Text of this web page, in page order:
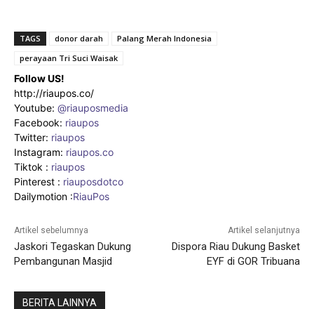
TAGS donor darah
Palang Merah Indonesia
perayaan Tri Suci Waisak
Follow US!
http://riaupos.co/
Youtube: @riauposmedia
Facebook: riaupos
Twitter: riaupos
Instagram: riaupos.co
Tiktok : riaupos
Pinterest : riauposdotco
Dailymotion :RiauPos
Artikel sebelumnya
Jaskori Tegaskan Dukung
Pembangunan Masjid
Artikel selanjutnya
Dispora Riau Dukung Basket
EYF di GOR Tribuana
BERITA LAINNYA